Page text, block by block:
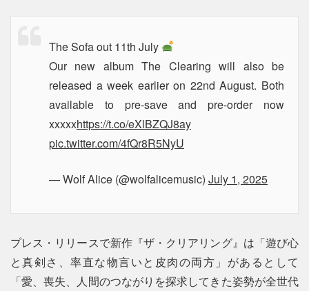
The Sofa out 11th July
Our new album The Clearing will also be
released a week earlier on 22nd August. Both
available to pre-save and pre-order now
xxxxxhttps://t.co/eXlBZQJ8ay
pic.twitter.com/4fQr8R5NyU
— Wolf Alice (@wolfalicemusic) July 1, 2025
プレス・リリースで新作『ザ・クリアリング』は「遊び心
と真剣さ、率直な物言いと皮肉の両方」があるとして
「愛、喪失、人間のつながりを探求してきた姿勢が全世代